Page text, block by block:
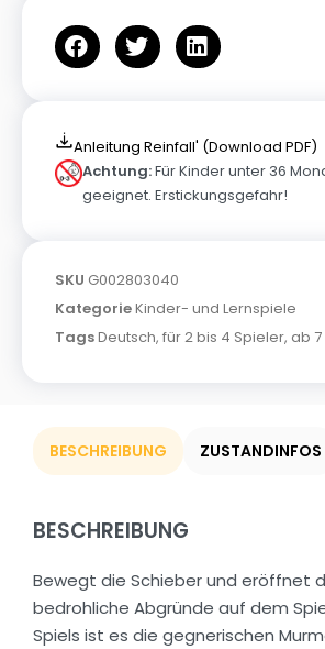
Anleitung Reinfall' (Download PDF)
Achtung:Für Kinder unter 36
geeignet. Erstickungsgefahr!
SKU G002803040
KategorieKinder- und Lernspiele
TagsDeutsch, für 2 bis 4 Spieler, ab
BESCHREIBUNG ZUSTANDINFOS
BESCHREIBUNG
Bewegt die Schieber und eröffnet
bedrohliche Abgründe auf dem
Spiels ist es die gegnerischen